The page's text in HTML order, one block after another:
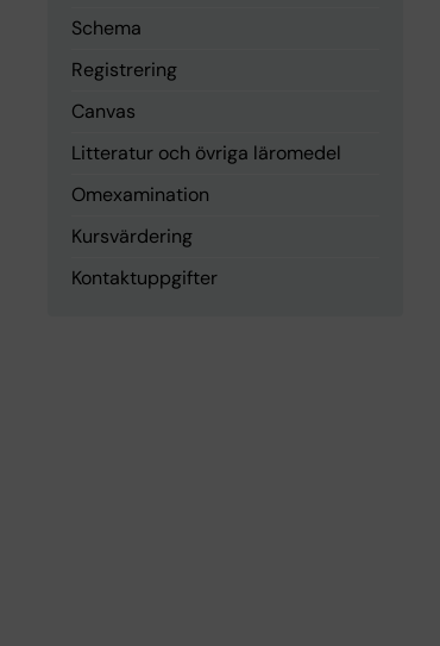
Schema
Registrering
Canvas
Litteratur och övriga läromedel
Omexamination
Kursvärdering
Kontaktuppgifter